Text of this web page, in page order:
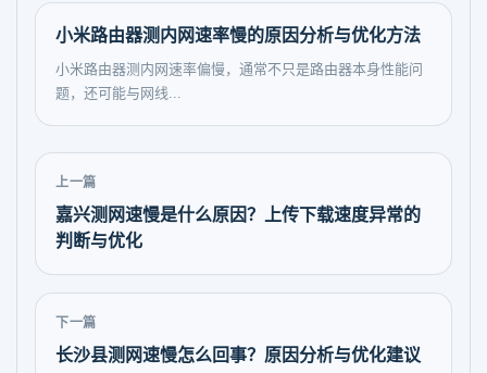
小米路由器测内网速率慢的原因分析与优化方法
小米路由器测内网速率偏慢，通常不只是路由器本身性能问
题，还可能与网线...
上一篇
嘉兴测网速慢是什么原因？上传下载速度异常的
判断与优化
下一篇
长沙县测网速慢怎么回事？原因分析与优化建议